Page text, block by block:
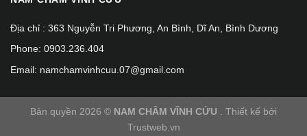
Địa chỉ : 363 Nguyễn Tri Phương, An Bình, Dĩ An, Bình Dương
Phone: 0903.236.404
Email: namchamvinhcuu.07@gmail.com
Bản quyền 2026 © NAM CHÂM VĨNH CỬU . Thiết kế bởi
Trustweb.vn